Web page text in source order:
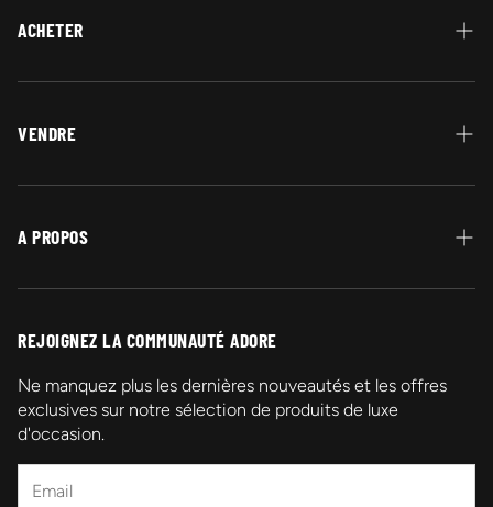
ACHETER
Protection Acheteur
Paiement
VENDRE
Vendez vos bijoux en or
A PROPOS
Qui sommes-nous ?
Contactez-nous
Promotions
Mentions légales
REJOIGNEZ LA COMMUNAUTÉ ADORE
Ne manquez plus les dernières nouveautés et les offres
exclusives sur notre sélection de produits de luxe
d'occasion.